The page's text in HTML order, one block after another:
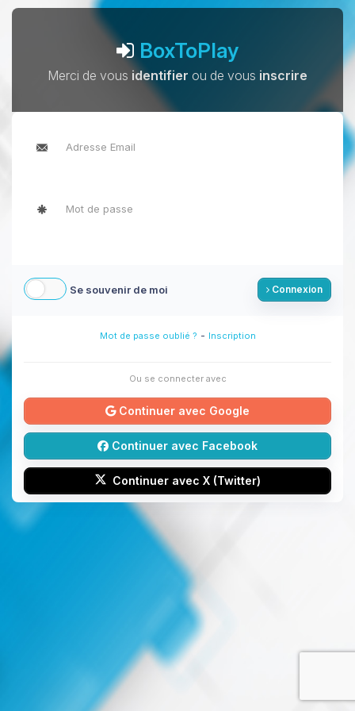
BoxToPlay
Merci de vous identifier ou de vous inscrire
Se souvenir de moi Connexion
Mot de passe oublié ? - Inscription
Ou se connecter avec
Continuer avec Google
Continuer avec Facebook
Continuer avec X (Twitter)